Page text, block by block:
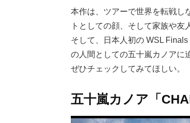
本作は、ツアーで世界を転戦し
トとしての顔、そして家族や友
そして、日本人初の WSL
の人間としての五十嵐カノアに
ぜひチェックしてみてほしい。
五十嵐カノア「